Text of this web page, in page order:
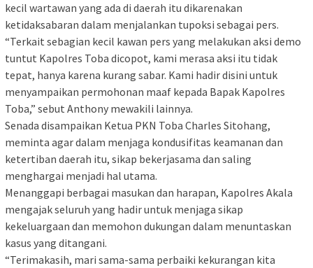
kecil wartawan yang ada di daerah itu dikarenakan
ketidaksabaran dalam menjalankan tupoksi sebagai pers.
“Terkait sebagian kecil kawan pers yang melakukan aksi demo
tuntut Kapolres Toba dicopot, kami merasa aksi itu tidak
tepat, hanya karena kurang sabar. Kami hadir disini untuk
menyampaikan permohonan maaf kepada Bapak Kapolres
Toba,” sebut Anthony mewakili lainnya.
Senada disampaikan Ketua PKN Toba Charles Sitohang,
meminta agar dalam menjaga kondusifitas keamanan dan
ketertiban daerah itu, sikap bekerjasama dan saling
menghargai menjadi hal utama.
Menanggapi berbagai masukan dan harapan, Kapolres Akala
mengajak seluruh yang hadir untuk menjaga sikap
kekeluargaan dan memohon dukungan dalam menuntaskan
kasus yang ditangani.
“Terimakasih, mari sama-sama perbaiki kekurangan kita